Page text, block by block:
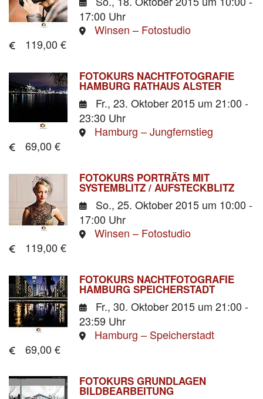
17:00 Uhr
Winsen – Fotostudio
119,00 €
FOTOKURS NACHTFOTOGRAFIE
HAMBURG RATHAUS ALSTER
Fr., 23. Oktober 2015 um 21:00 -
23:30 Uhr
Hamburg – Jungfernstieg
69,00 €
FOTOKURS PORTRÄTS MIT
SYSTEMBLITZ / AUFSTECKBLITZ
So., 25. Oktober 2015 um 10:00 -
17:00 Uhr
Winsen – Fotostudio
119,00 €
FOTOKURS NACHTFOTOGRAFIE
HAMBURG SPEICHERSTADT
Fr., 30. Oktober 2015 um 21:00 -
23:59 Uhr
Hamburg – Speicherstadt
69,00 €
FOTOKURS GRUNDLAGEN
BILDBEARBEITUNG